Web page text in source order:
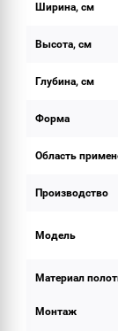
Ширина, см
Высота, см
Глубина, см
Форма
Область
Производство
Модель
Материал
Монтаж